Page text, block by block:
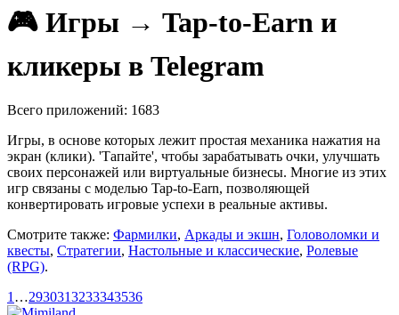
🎮 Игры → Tap-to-Earn и
кликеры в Telegram
Всего приложений: 1683
Игры, в основе которых лежит простая механика нажатия на
экран (клики). 'Тапайте', чтобы зарабатывать очки, улучшать
своих персонажей или виртуальные бизнесы. Многие из этих
игр связаны с моделью Tap-to-Earn, позволяющей
конвертировать игровые успехи в реальные активы.
Смотрите также: Фармилки, Аркады и экшн, Головоломки и
квесты, Стратегии, Настольные и классические, Ролевые
(RPG).
1 …2930313233343536